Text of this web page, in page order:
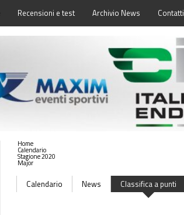
Recensioni e test Archivio News Contatti
Home
Calendario
Stagione 2020
Major
Calendario News Classifica a punti